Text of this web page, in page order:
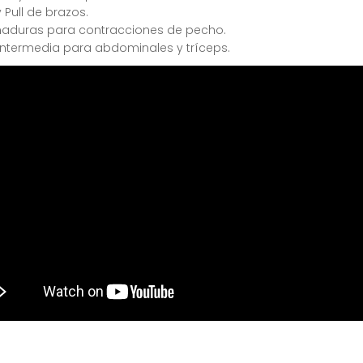
Pull de brazos.
para contracciones de pecho.
para abdominales y tríceps.